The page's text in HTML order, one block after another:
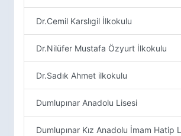
Dr.Cemil Karslıgil İlkokulu
Dr.Nilüfer Mustafa Özyurt İlkokulu
Dr.Sadık Ahmet ilkokulu
Dumlupınar Anadolu Lisesi
Dumlupınar Kız Anadolu İmam Hatip